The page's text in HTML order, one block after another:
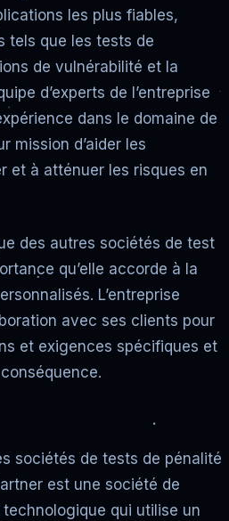
les plus fiables,
tels que les tests de
de vulnérabilité et la
d’experts de l’entreprise
dans le domaine de
mission d’aider les
et à atténuer les risques en
des autres sociétés de test
qu’elle accorde à la
L’entreprise
avec ses clients pour
et exigences spécifiques et
sociétés de tests de pénalité
est une société de
qui utilise un